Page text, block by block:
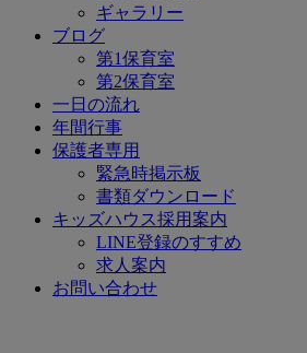
ギャラリー
ブログ
第1保育室
第2保育室
一日の流れ
年間行事
保護者専用
緊急時掲示板
書類ダウンロード
キッズハウス採用案内
LINE登録のすすめ
求人案内
お問い合わせ